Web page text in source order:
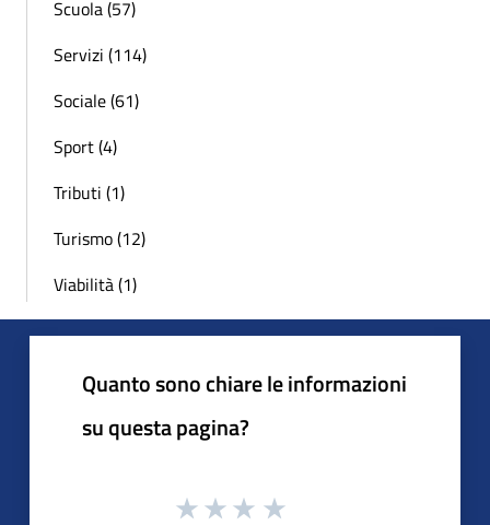
Scuola (57)
Servizi (114)
Sociale (61)
Sport (4)
Tributi (1)
Turismo (12)
Viabilità (1)
Quanto sono chiare le informazioni
su questa pagina?